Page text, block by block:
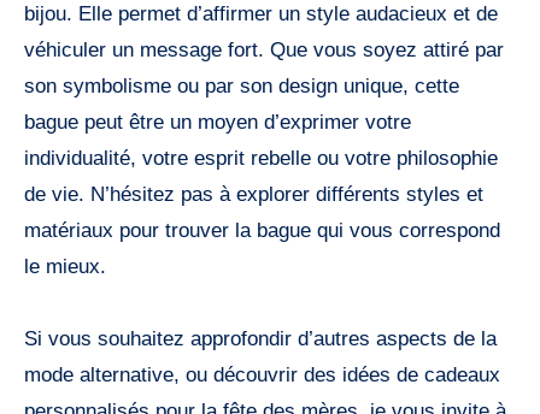
bijou. Elle permet d’affirmer un style audacieux et de
véhiculer un message fort. Que vous soyez attiré par
son symbolisme ou par son design unique, cette
bague peut être un moyen d’exprimer votre
individualité, votre esprit rebelle ou votre philosophie
de vie. N’hésitez pas à explorer différents styles et
matériaux pour trouver la bague qui vous correspond
le mieux.
Si vous souhaitez approfondir d’autres aspects de la
mode alternative, ou découvrir des idées de cadeaux